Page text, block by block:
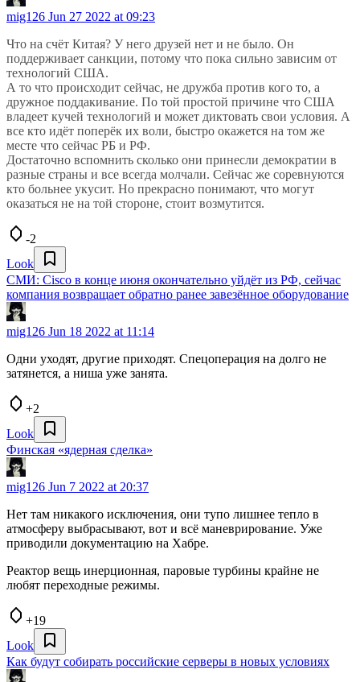
mig126 Jun 27 2022 at 09:23
Что на счёт Китая? У него друзей нет и не было. Он
поддерживает санкции, потому что пока сильно зависим от
технологий США.
А то что происходит сейчас, не дружба против кого то, а
дружное поддакивание. По той простой причине что США
владеет кучей технологий и может диктовать свои условия. А
все кто идёт поперёк их воли, быстро окажется на том же
месте что сейчас РБ и РФ.
Достаточно вспомнить сколько они принесли демократии в
разные страны и все всегда молчали. Сейчас же соревнуются
кто больнее укусит. Но прекрасно понимают, что могут
оказаться не на той стороне, стоит возмутится.
-2
Look
СМИ: Cisco в конце июня окончательно уйдёт из РФ, сейчас
компания возвращает обратно ранее завезённое оборудование
mig126 Jun 18 2022 at 11:14
Одни уходят, другие приходят. Спецоперация на долго не
затянется, а ниша уже занята.
+2
Look
Финская «ядерная сделка»
mig126 Jun 7 2022 at 20:37
Нет там никакого исключения, они тупо лишнее тепло в
атмосферу выбрасывают, вот и всё маневрирование. Уже
приводили документацию на Хабре.
Реактор вещь инерционная, паровые турбины крайне не
любят переходные режимы.
+19
Look
Как будут собирать российские серверы в новых условиях